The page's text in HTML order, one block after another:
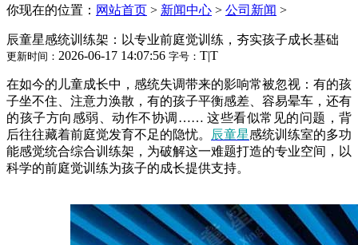
你现在的位置： 网站首页 > 新闻中心 > 公司新闻 >
辰童星感统训练架：以专业前庭觉训练，夯实孩子成长基础
更新时间： 2026-06-17 14:07:56 字号： T|T
在如今的儿童成长中，感统失调带来的影响常被忽视：有的孩
子坐不住、注意力涣散，有的孩子平衡感差、容易晕车，还有
的孩子方向感弱、动作不协调…… 这些看似常见的问题，背
后往往藏着前庭觉发育不足的隐忧。
辰童星感统训练室的多功
能感觉统合综合训练架，为破解这一难题打造的专业空间，以
科学的前庭觉训练为孩子的成长提供支持。